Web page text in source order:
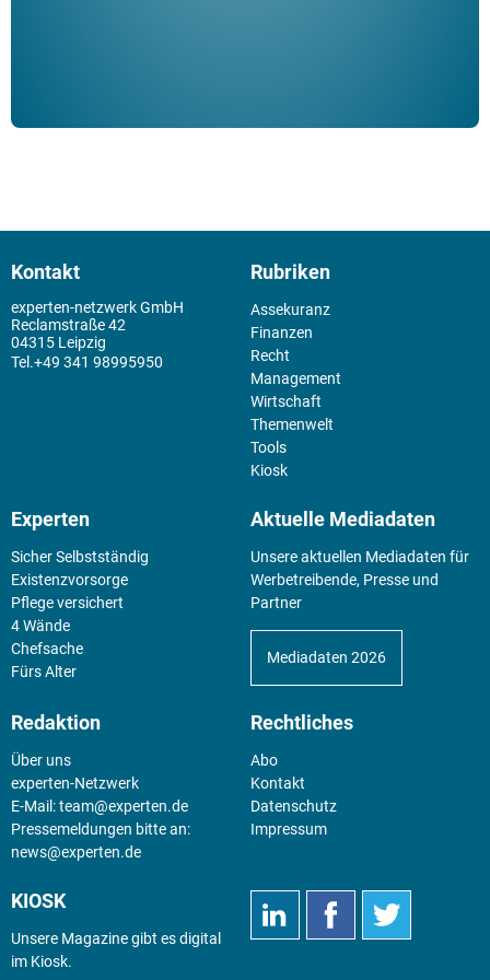
Kontakt
experten-netzwerk GmbH
Reclamstraße 42
04315 Leipzig
+49 341 98995950
Rubriken
Assekuranz
Finanzen
Recht
Management
Wirtschaft
Themenwelt
Tools
Kiosk
Experten
Sicher Selbstständig
Existenz­vorsorge
Pflege versichert
4 Wände
Chefsache
Fürs Alter
Aktuelle Mediadaten
Unsere aktuellen Mediadaten für
Werbetreibende, Presse und
Partner
Mediadaten 2026
Redaktion
Über uns
experten-Netzwerk
E-Mail:team@experten.de
Pressemeldungen bitte an:
news@experten.de
Rechtliches
Abo
Kontakt
Datenschutz
Impressum
KIOSK
Unsere Magazine gibt es digital
im Kiosk.